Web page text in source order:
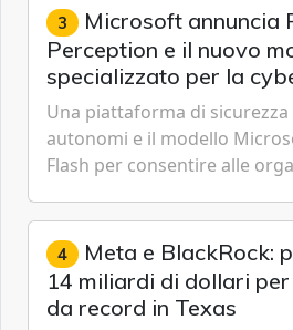
3 Microsoft annuncia
Perception e il nuovo
specializzato per la
Una piattaforma di
autonomi e il modello
Flash per consentire alle
gestione continua del rischio.
4 Meta e BlackRock:
14 miliardi di dollari
da record in Texas